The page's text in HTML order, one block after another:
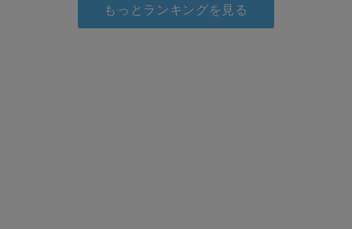
もっとランキングを見る